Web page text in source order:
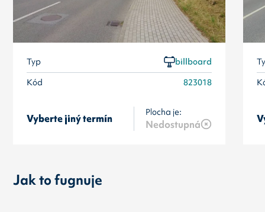
Typ
billboard
Kód
823018
Vyberte jiný termín
Plocha je:
Nedostupná
Jak to fugnuje